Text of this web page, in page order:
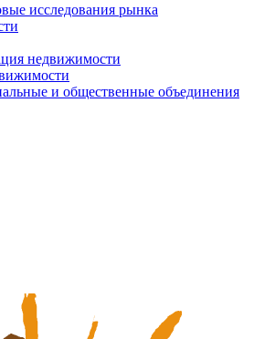
исследования рынка
недвижимости
и общественные объединения